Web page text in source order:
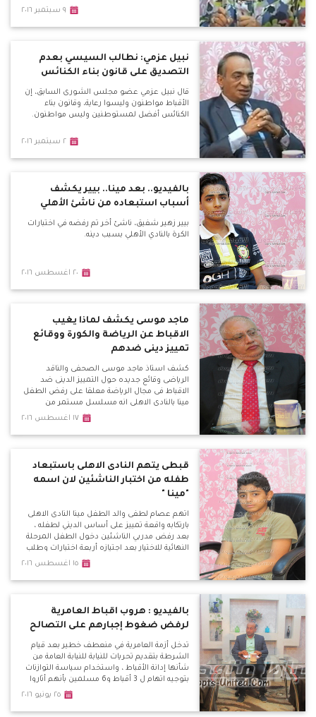
٩ سبتمبر ٢٠١٦
نبيل عزمي: نطالب السيسي بعدم
التصديق على قانون بناء الكنائس
قال نبيل عزمي عضو مجلس الشورى السابق، إن
الأقباط مواطنون وليسوا رعاية، وقانون بناء
الكنائس أفضل لمستوطنين وليس مواطنون.
٢ سبتمبر ٢٠١٦
بالفيديو.. بعد مينا.. بيير يكشف
أسباب استبعاده من ناشئ الأهلي
بيير زهير شفيق، ناشئ أخر تم رفضه في اختبارات
الكرة بالنادي الأهلي بسبب دينه.
٢٠ اغسطس ٢٠١٦
ماجد موسى يكشف لماذا يغيب
الاقباط عن الرياضة والكورة ووقائع
تمييز دينى ضدهم
كشف استاذ ماجد موسى الصحفى والناقد
الرياضى وقائع جديده حول التمييز الدينى ضد
الاقباط فى مجال الرياضة معلقا على رفض الطفل
مينا بالنادى الاهلى انه مسلسل مستمر من
التعصب والذى يظهر فى العديد من الاندية
الكابتن هانى رمزى كممثل فقط للاقباط ولماذا يتم
١٧ اغسطس ٢٠١٦
قبطى يتهم النادى الاهلى باستبعاد
طفله من اختبار الناشئين لان اسمه
"مينا "
اتهم عصام لطفى والد الطفل مينا النادى الاهلى
بارتكابه واقعة تمييز على أساس الديني لطفله ،
بعد رفض مدربي الناشئين دخول الطفل المرحلة
النهائية للاختيار بعد اجتيازه أربعة اختبارات وطلب
تصفيتهم من 250 طفل ولكن فوجئ برفض
١٥ اغسطس ٢٠١٦
بالفيديو : هروب اقباط العامرية
لرفض ضغوط إجبارهم على التصالح
تدخل أزمة العامرية في منعطف خطير بعد قيام
الشرطة بتقديم تحريات للنيابة للنيابة العامة من
شأنها إدانة الأقباط ، واستخدام سياسة التوازنات
بتوجيه اتهام ل 3 أقباط و6 مسلمين بأنهم أثاروا
الشغب واشتبكوا مع بعضهم البعض مما أدى
نصر .
٢٥ يونيو ٢٠١٦